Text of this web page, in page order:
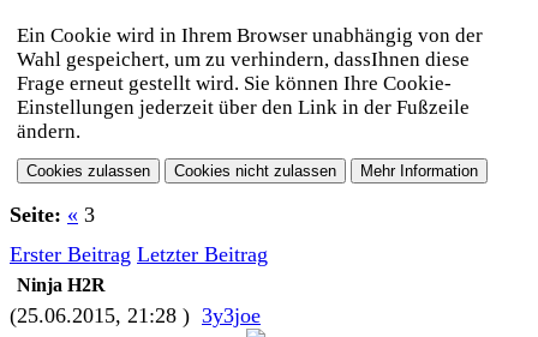
Ein Cookie wird in Ihrem Browser unabhängig von der
Wahl gespeichert, um zu verhindern, dassIhnen diese
Frage erneut gestellt wird. Sie können Ihre Cookie-
Einstellungen jederzeit über den Link in der Fußzeile
ändern.
Seite: « 3
Erster Beitrag Letzter Beitrag
Ninja H2R
(25.06.2015, 21:28 ) 3y3joe